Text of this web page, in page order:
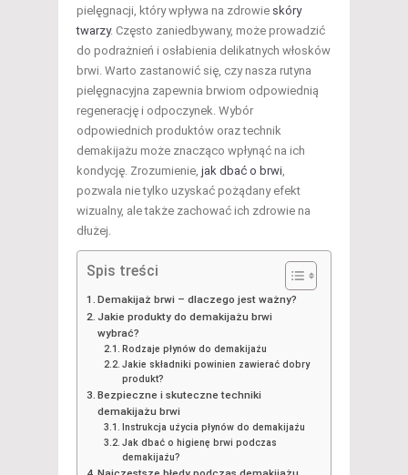
pielęgnacji, który wpływa na zdrowie skóry
twarzy. Często zaniedbywany, może prowadzić
do podrażnień i osłabienia delikatnych włosków
brwi. Warto zastanowić się, czy nasza rutyna
pielęgnacyjna zapewnia brwiom odpowiednią
regenerację i odpoczynek. Wybór
odpowiednich produktów oraz technik
demakijażu może znacząco wpłynąć na ich
kondycję. Zrozumienie, jak dbać o brwi,
pozwala nie tylko uzyskać pożądany efekt
wizualny, ale także zachować ich zdrowie na
dłużej.
Spis treści
Demakijaż brwi – dlaczego jest ważny?
Jakie produkty do demakijażu brwi
wybrać?
Rodzaje płynów do demakijażu
Jakie składniki powinien zawierać dobry
produkt?
Bezpieczne i skuteczne techniki
demakijażu brwi
Instrukcja użycia płynów do demakijażu
Jak dbać o higienę brwi podczas
demakijażu?